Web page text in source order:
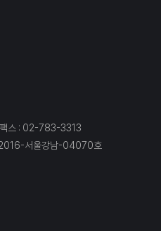
팩스 : 02-783-3313
2016-서울강남-04070호